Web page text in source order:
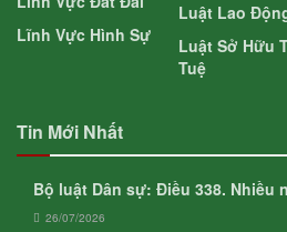
Lĩnh Vực Hình Sự
Luật Lao
Luật Sở Hữu
Tuệ
Tin Mới Nhất
Bộ luật Dân sự: Điều 338. Nhiều
26/07/2026